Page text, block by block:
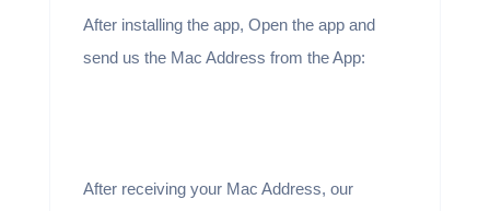
After installing the app, Open the app and
send us the Mac Address from the App:
After receiving your Mac Address, our